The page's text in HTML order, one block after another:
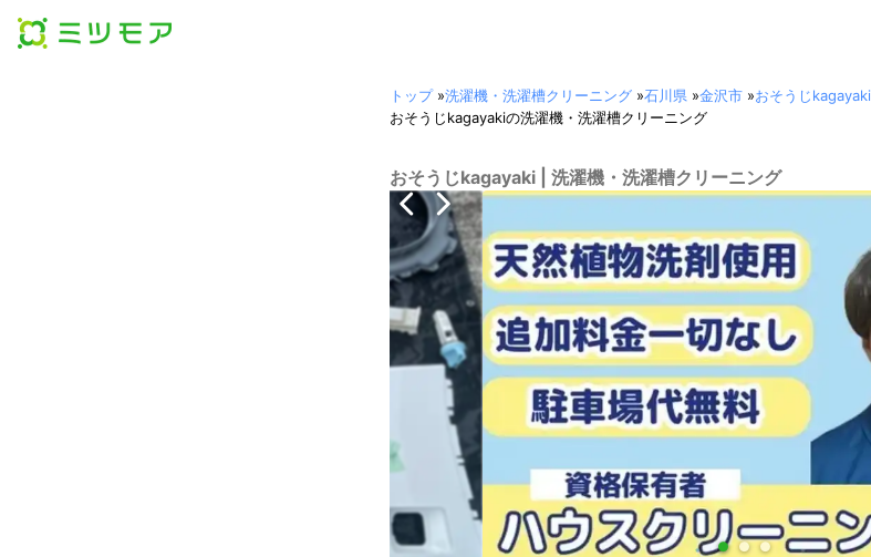
トップ»洗濯機・洗濯槽クリーニング »石川県 »金沢市 »おそうじkagayaki
おそうじkagayakiの洗濯機・洗濯槽クリーニング
おそうじkagayaki | 洗濯機・洗濯槽クリーニング
● ● ●